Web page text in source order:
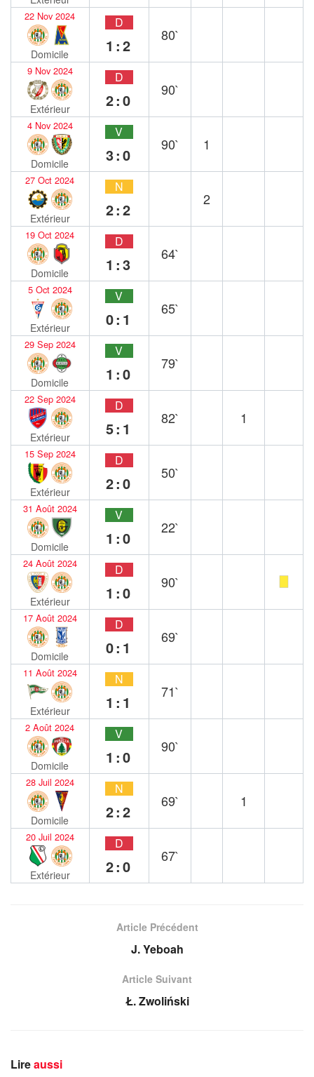
22 Nov 2024
Domicile
D
1:2
80`
9 Nov 2024
Extérieur
D
2:0
90`
4 Nov 2024
Domicile
V
3:0
90` 1
27 Oct 2024
Extérieur
N
2:2
2
19 Oct 2024
Domicile
D
1:3
64`
5 Oct 2024
Extérieur
V
0:1
65`
29 Sep 2024
Domicile
V
1:0
79`
22 Sep 2024
Extérieur
D
5:1
82` 1
15 Sep 2024
Extérieur
D
2:0
50`
31 Août 2024
Domicile
V
1:0
22`
24 Août 2024
Extérieur
D
1:0
90`
17 Août 2024
Domicile
D
0:1
69`
11 Août 2024
Extérieur
N
1:1
71`
2 Août 2024
Domicile
V
1:0
90`
28 Juil 2024
Domicile
N
2:2
69` 1
20 Juil 2024
Extérieur
D
2:0
67`
Article Précédent
J. Yeboah
Article Suivant
Ł. Zwoliński
Lireaussi